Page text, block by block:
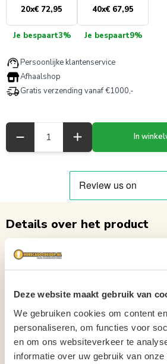
Deze website maakt gebruik van
We gebruiken cookies om content
personaliseren, om functies voor
en om ons websiteverkeer te
informatie over uw gebruik van
20x€ 72,95
Je bespaart3%
40x€ 67,95
Je bespaart9%
Persoonlijke klantenservice
Afhaalshop
Gratis verzending vanaf €1000,-
In
Details over het product
Birra Moretti All-in One fust 20 Ltr. Haal de
mouttonen en lichte hoppige afdronk —
je van heerlijk vers tapbier zonder gedoe.
evenementen waar kwaliteit én voordeel
scherpe prijzen tap je premium Italiaans bier
prijs. Authentiek Italiaans tapbier Voordelig